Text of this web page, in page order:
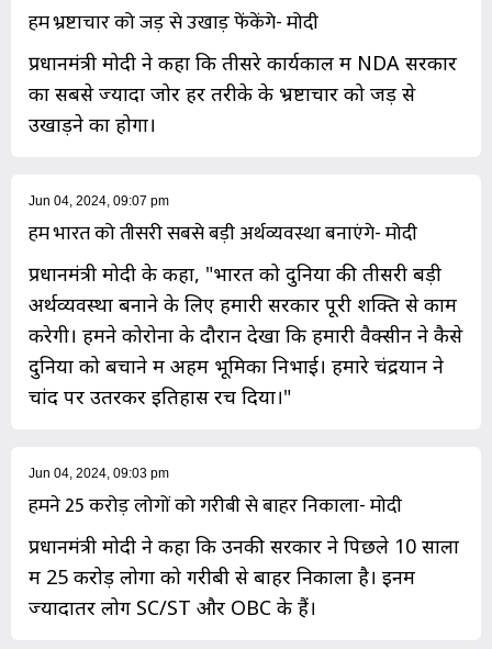
हम भ्रष्टाचार को जड़ से उखाड़ फेंकेंगे- मोदी
प्रधानमंत्री मोदी ने कहा कि तीसरे कार्यकाल में NDA सरकार
का सबसे ज्यादा जोर हर तरीके के भ्रष्टाचार को जड़ से
उखाड़ने का होगा।
Jun 04, 2024, 09:07 pm
हम भारत को तीसरी सबसे बड़ी अर्थव्यवस्था बनाएंगे- मोदी
प्रधानमंत्री मोदी के कहा, "भारत को दुनिया की तीसरी बड़ी
अर्थव्यवस्था बनाने के लिए हमारी सरकार पूरी शक्ति से काम
करेगी। हमने कोरोना के दौरान देखा कि हमारी वैक्सीन ने कैसे
दुनिया को बचाने में अहम भूमिका निभाई। हमारे चंद्रयान ने
चांद पर उतरकर इतिहास रच दिया।"
Jun 04, 2024, 09:03 pm
हमने 25 करोड़ लोगों को गरीबी से बाहर निकाला- मोदी
प्रधानमंत्री मोदी ने कहा कि उनकी सरकार ने पिछले 10 सालों
में 25 करोड़ लोगों को गरीबी से बाहर निकाला है। इनमें
ज्यादातर लोग SC/ST और OBC के हैं।